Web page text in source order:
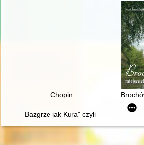
Chopin
Bazgrze iak Kura" czyli Fryderyk